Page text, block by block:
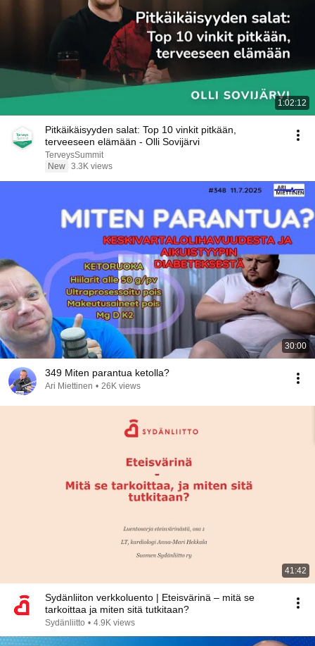
1:02:12
Pitkäikäisyyden salat: Top 10 vinkit pitkään,
terveeseen elämään - Olli Sovijärvi
TerveysSummit
New 3.3K views
30:00
349 Miten parantua ketolla?
Ari Miettinen • 26K views
41:42
Sydänliiton verkkoluento | Eteisvärinä – mitä se
tarkoittaa ja miten sitä tutkitaan?
Sydänliitto • 4.9K views